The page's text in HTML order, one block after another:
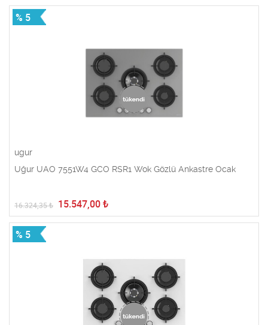
% 5
ugur
Uğur UAO 7551W4 GCO RSR1 Wok Gözlü Ankastre Ocak
16.324,35₺ 15.547,00 ₺
% 5